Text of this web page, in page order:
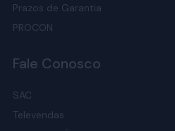
Prazos de Garantia
PROCON
Fale Conosco
SAC
Televendas